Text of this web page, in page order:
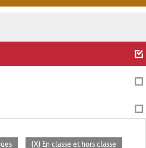
(X) En classe et hors classe